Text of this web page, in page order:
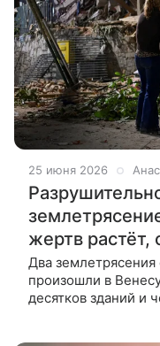
25 июня 2026
жертв
Два
произошли в
десятков зданий и